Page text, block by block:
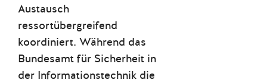
Austausch
ressortübergreifend
koordiniert. Während das
Bundesamt für Sicherheit in
der Informationstechnik die